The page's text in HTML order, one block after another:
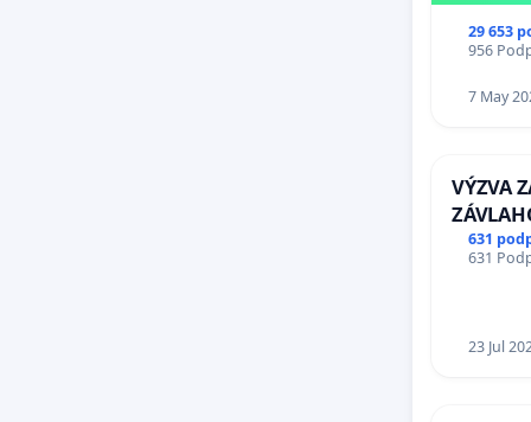
29 653
956
7 May
VÝZVA
a
631
631
23 Jul